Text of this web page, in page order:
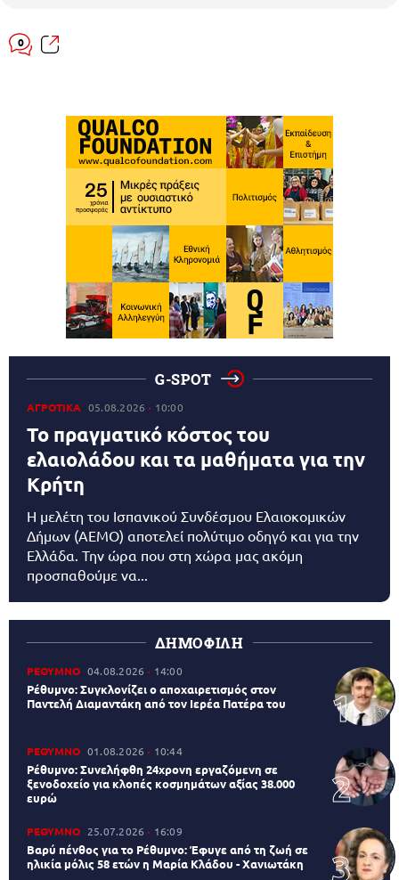
0
G-SPOT
ΑΓΡΟΤΙΚΑ 05.08.2026 10:00
Το πραγματικό κόστος του
ελαιολάδου και τα μαθήματα για την
Κρήτη
Η μελέτη του Ισπανικού Συνδέσμου Ελαιοκομικών
Δήμων (AEMO) αποτελεί πολύτιμο οδηγό και για την
Ελλάδα. Την ώρα που στη χώρα μας ακόμη
προσπαθούμε να...
ΔΗΜΟΦΙΛΗ
ΡΕΘΥΜΝΟ 04.08.2026 14:00
Ρέθυμνο: Συγκλονίζει ο αποχαιρετισμός στον
Παντελή Διαμαντάκη από τον Ιερέα Πατέρα του
ΡΕΘΥΜΝΟ 01.08.2026 10:44
Ρέθυμνο: Συνελήφθη 24χρονη εργαζόμενη σε
ξενοδοχείο για κλοπές κοσμημάτων αξίας 38.000
ευρώ
ΡΕΘΥΜΝΟ 25.07.2026 16:09
Βαρύ πένθος για το Ρέθυμνο: Έφυγε από τη ζωή σε
ηλικία μόλις 58 ετών η Μαρία Κλάδου - Χανιωτάκη